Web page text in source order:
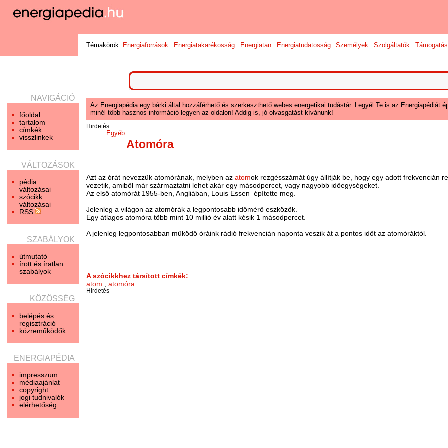
NAVIGÁCIÓ
főoldal
tartalom
címkék
visszlinkek
VÁLTOZÁSOK
pédia
változásai
szócikk
változásai
RSS
SZABÁLYOK
útmutató
írott és íratlan
szabályok
KÖZÖSSÉG
belépés és
regisztráció
közreműködők
ENERGIAPÉDIA
impresszum
médiaajánlat
copyright
jogi tudnivalók
elérhetőség
Témakörök: Energiaforrások Energiatakarékosság Energiatan Energiatudatosság Személyek Szolgáltatók
Az Energiapédia egy bárki által hozzáférhető és szerkeszthető webes energetikai tudástár. Legyél Te is az Energiapédiát
minél több hasznos információ legyen az oldalon! Addig is, jó olvasgatást kívánunk!
Hirdetés
Egyéb
Atomóra
Azt az órát nevezzük atomórának, melyben azatomok rezgésszámát úgy állítják be, hogy egy adott frekvencián
vezetik, amiből már származtatni lehet akár egy másodpercet, vagy nagyobb időegységeket.
Az első atomórát 1955-ben, Angliában, Louis Essen építette meg.
Jelenleg a világon az atomórák a legpontosabb időmérő eszközök.
Egy átlagos atomóra több mint 10 millió év alatt késik 1 másodpercet.
A jelenleg legpontosabban működő óráink rádió frekvencián naponta veszik át a pontos időt az atomóráktól.
A szócikkhez társított címkék:
atom ,atomóra
Hirdetés